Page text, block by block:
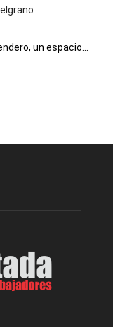
un espacio...